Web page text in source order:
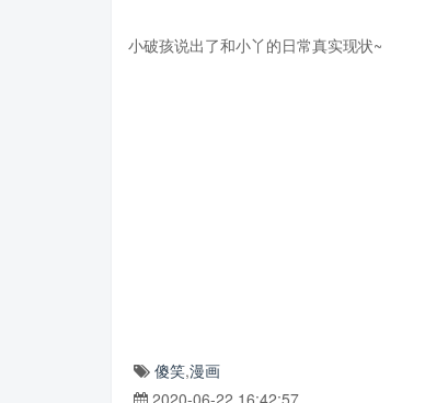
小破孩说出了和小丫的日常真实现状~
傻笑,漫画
2020-06-22 16:42:57